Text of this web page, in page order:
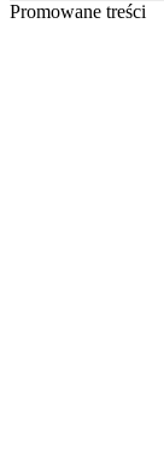
Promowane treści